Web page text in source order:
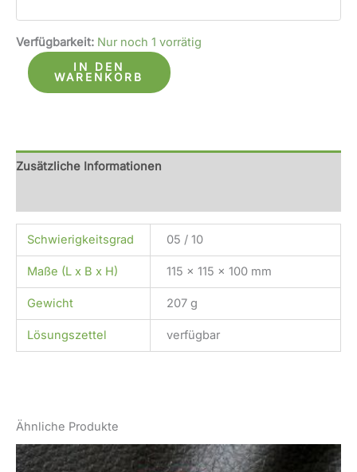
Verfügbarkeit: Nur noch 1 vorrätig
IN DEN
WARENKORB
Zusätzliche Informationen
Schwierigkeitsgrad 05 / 10
Maße (L x B x H) 115 x 115 x 100 mm
Gewicht 207 g
Lösungszettel verfügbar
Ähnliche Produkte